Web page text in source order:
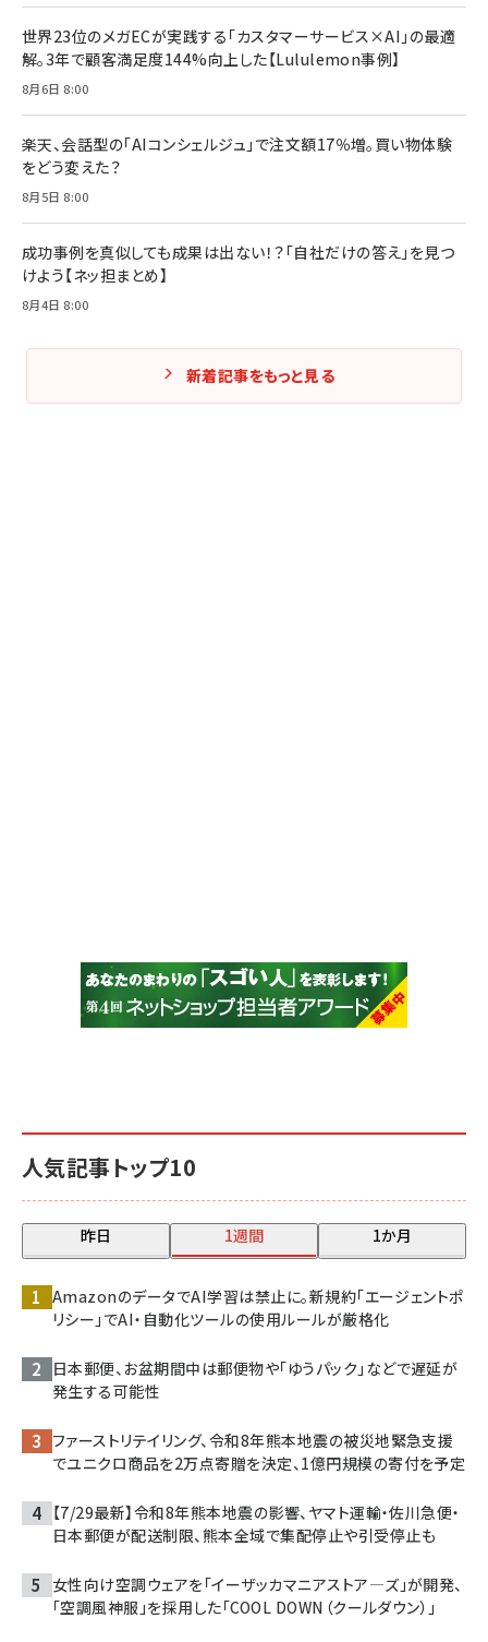
人気記事トップ10
昨日 1週間 1か月
AmazonのデータでAI学習は禁止に。新規約「エージェントポ
リシー」でAI・自動化ツールの使用ルールが厳格化
日本郵便、お盆期間中は郵便物や「ゆうパック」などで遅延が
発生する可能性
ファーストリテイリング、令和8年熊本地震の被災地緊急支援
でユニクロ商品を2万点寄贈を決定、1億円規模の寄付を予定
【7/29最新】令和8年熊本地震の影響、ヤマト運輸・佐川急便・
日本郵便が配送制限、熊本全域で集配停止や引受停止も
女性向け空調ウェアを「イーザッカマニアストア―ズ」が開発、
「空調風神服」を採用した「COOL DOWN（クールダウン）」
世界23位のメガECが実践する「カスタマーサービス×AI」の最適
解。3年で顧客満足度144%向上した【Lululemon事例】
8月6日 8:00
楽天、会話型の「AIコンシェルジュ」で注文額17％増。買い物体験
をどう変えた？
8月5日 8:00
成功事例を真似しても成果は出ない！？「自社だけの答え」を見つ
けよう【ネッ担まとめ】
8月4日 8:00
新着記事をもっと見る